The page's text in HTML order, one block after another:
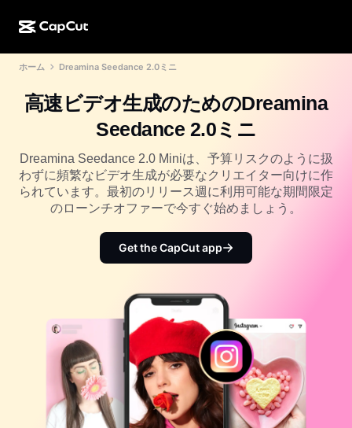
CapCutオンライン
CapCut Pad
CapCutモバイル
Dreamina AI
AIデザイン
AI動画ジェネレーター
AI画像ジェネレーター
AI画像補正ツール
Nano Banana Pro
Gemini Omni
テキストとオーディオ
AIツール
画像エディター＆ジェネレーター
音声ジェネレーター＆エディター
ソーシャルメディア
マーケティング
ライフスタイル＆ブイログ
ホリデーのテンプレート
その他
アニバーサリーのテンプレート
エフェクトのテンプレート
ビジネスのテンプレート
産業のテンプレート
コミュニティ
取り組み
アフィリエイト
パイオニアプログラム
クリエイティブパートナープログラム
CapCutクリエイティブキャンパス
トラストセンター
ヘルプセンター
ホーム Dreamina Seedance 2.0ミニ
高速ビデオ生成のためのDreamina
Seedance 2.0ミニ
Dreamina Seedance 2.0 Miniは、予算リスクのように扱
わずに頻繁なビデオ生成が必要なクリエイター向けに作
られています。最初のリリース週に利用可能な期間限定
のローンチオファーで今すぐ始めましょう。
Get the CapCut app